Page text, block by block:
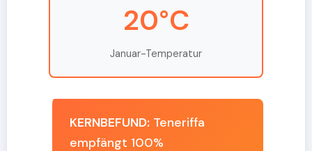
20°C
Januar-Temperatur
KERNBEFUND: Teneriffa
empfängt 100%